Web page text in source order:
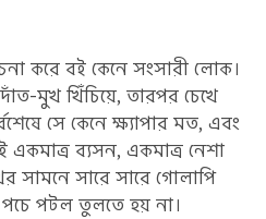
করে বই কেনে সংসারী লোক।
মুখ খিঁচিয়ে, তারপর চেখে
সে কেনে ক্ষ্যাপার মত, এবং
একমাত্র ব্যসন, একমাত্র নেশা
সামনে সারে সারে গোলাপি
পচে পটল তুলতে হয় না।